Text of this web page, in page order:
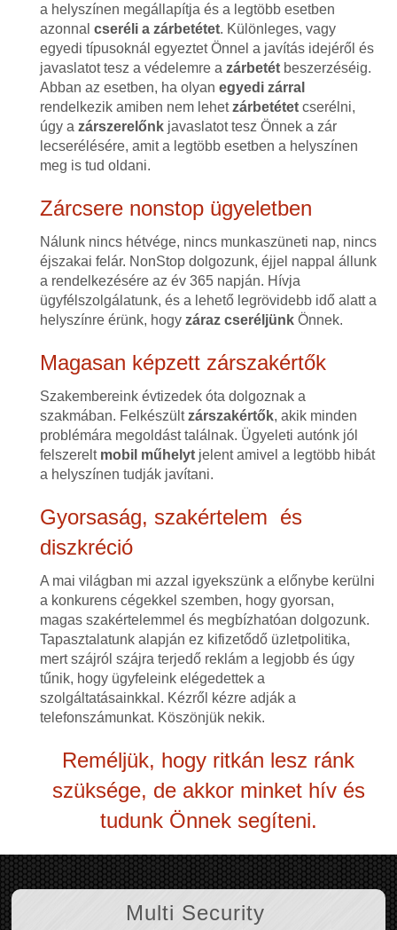
a helyszínen megállapítja és a legtöbb esetben
azonnal cseréli a zárbetétet. Különleges, vagy
egyedi típusoknál egyeztet Önnel a javítás idejéről és
javaslatot tesz a védelemre a zárbetétbeszerzéséig.
Abban az esetben, ha olyan egyedi zárral
rendelkezik amiben nem lehetzárbetétetcserélni,
úgy a zárszerelőnkjavaslatot tesz Önnek a zár
lecserélésére, amit a legtöbb esetben a helyszínen
meg is tud oldani.
Zárcsere nonstop ügyeletben
Nálunk nincs hétvége, nincs munkaszüneti nap, nincs
éjszakai felár. NonStop dolgozunk, éjjel nappal állunk
a rendelkezésére az év 365 napján. Hívja
ügyfélszolgálatunk, és a lehető legrövidebb idő alatt a
helyszínre érünk, hogy záraz cseréljünkÖnnek.
Magasan képzett zárszakértők
Szakembereink évtizedek óta dolgoznak a
szakmában. Felkészültzárszakértők, akik minden
problémára megoldást találnak. Ügyeleti autónk jól
felszerelt mobil műhelytjelent amivel a legtöbb hibát
a helyszínen tudják javítani.
Gyorsaság, szakértelem és
diszkréció
A mai világban mi azzal igyekszünk a előnybe kerülni
a konkurens cégekkel szemben, hogy gyorsan,
magas szakértelemmel és megbízhatóan dolgozunk.
Tapasztalatunk alapján ez kifizetődő üzletpolitika,
mert szájról szájra terjedő reklám a legjobb és úgy
tűnik, hogy ügyfeleink elégedettek a
szolgáltatásainkkal. Kézről kézre adják a
telefonszámunkat. Köszönjük nekik.
Reméljük, hogy ritkán lesz ránk
szüksége, de akkor minket hív és
tudunk Önnek segíteni.
Multi Security